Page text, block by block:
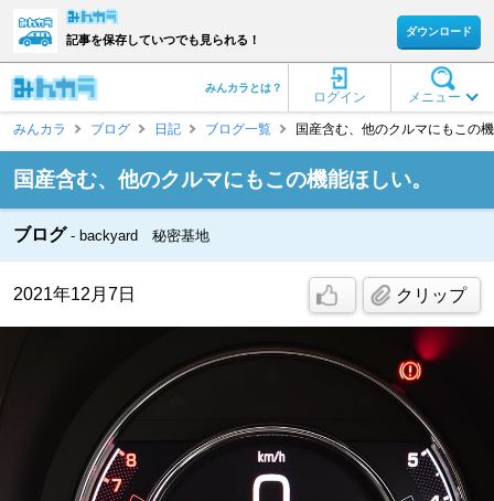
記事を保存していつでも見られる！
ダウンロード
メニュー
ログイン
みんカラとは？
みんカラ ブログ 日記 ブログ一覧 国産含む、他のクルマにもこの
国産含む、他のクルマにもこの機能ほしい。
ブログ backyard 秘密基地
2021年12月7日 クリップ